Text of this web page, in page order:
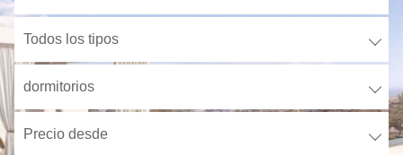
Todos los tipos
dormitorios
Precio desde